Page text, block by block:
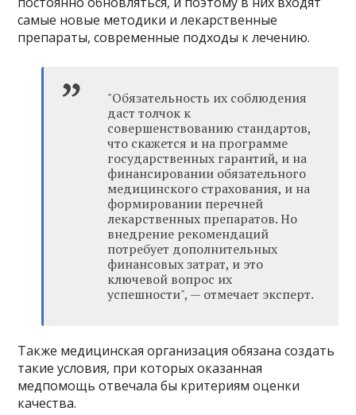
самые новые методики и лекарственные
препараты, современные подходы к лечению.
"Обязательность их соблюдения
даст толчок к
совершенствованию стандартов,
что скажется и на программе
государственных гарантий, и на
финансировании обязательного
медицинского страхования, и на
формировании перечней
лекарственных препаратов. Но
внедрение рекомендаций
потребует дополнительных
финансовых затрат, и это
ключевой вопрос их
успешности", — отмечает эксперт.
Также медицинская организация обязана создать
такие условия, при которых оказанная
медпомощь отвечала бы критериям оценки
качества.